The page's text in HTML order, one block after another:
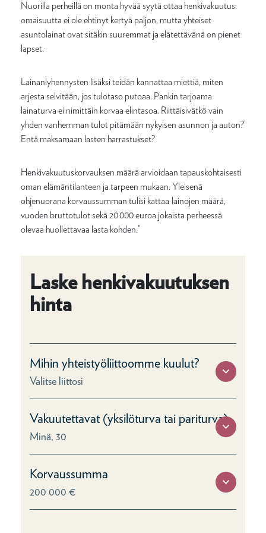
Nuorilla perheillä on monta hyvää syytä ottaa henkivakuutus:
omaisuutta ei ole ehtinyt kertyä paljon, mutta yhteiset
asuntolainat ovat sitäkin suuremmat ja elätettävänä on pienet
lapset.
Lainanlyhennysten lisäksi teidän kannattaa miettiä, miten
arjesta selvitään, jos tulotaso putoaa. Pankin tarjoama
lainaturva ei nimittäin korvaa elintasoa. Riittäisivätkö vain
yhden vanhemman tulot pitämään nykyisen asunnon ja auton?
Entä maksamaan lasten harrastukset?
Henkivakuutuskorvauksen määrä arvioidaan tapauskohtaisesti
oman elämäntilanteen ja tarpeen mukaan. Yleisenä
ohjenuorana korvaussumman tulisi kattaa lainojen määrä,
vuoden bruttotulot sekä 20 000 euroa jokaista perheessä
olevaa huollettavaa lasta kohden.”
Laske henkivakuutuksen
hinta
Mihin yhteistyöliittoomme kuulut?
Valitse liittosi
Vakuutettavat (yksilöturva tai pariturva)
Minä, 30
Korvaussumma
200 000 €